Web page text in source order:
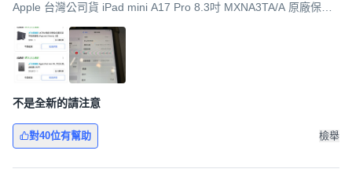
Apple 台灣公司貨 iPad mini A17 Pro 8.3吋 MXNA3TA/A 原廠保固,
不是全新的請注意
對40位有幫助 檢舉